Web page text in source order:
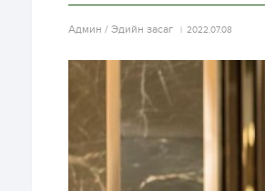
Aдмин / Эдийн засаг 2022.07.08